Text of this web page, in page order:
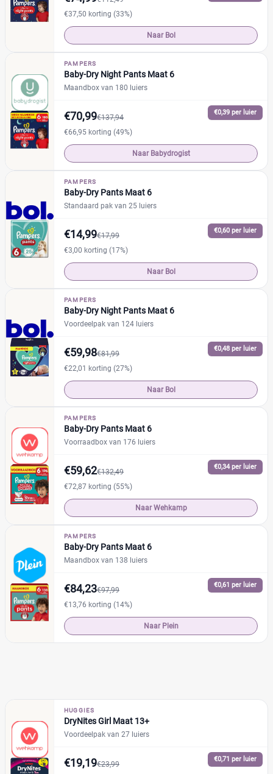
€37,50 korting (33%)
Naar Bol
PAMPERS
Baby-Dry Night Pants Maat 6
Maandbox van 180 luiers
€0,39 per luier
€70,99€137,94
€66,95 korting (49%)
Naar Babydrogist
PAMPERS
Baby-Dry Pants Maat 6
Standaard pak van 25 luiers
€0,60 per luier
€14,99€17,99
€3,00 korting (17%)
Naar Bol
PAMPERS
Baby-Dry Night Pants Maat 6
Voordeelpak van 124 luiers
€0,48 per luier
€59,98€81,99
€22,01 korting (27%)
Naar Bol
PAMPERS
Baby-Dry Pants Maat 6
Voorraadbox van 176 luiers
€0,34 per luier
€59,62€132,49
€72,87 korting (55%)
Naar Wehkamp
PAMPERS
Baby-Dry Pants Maat 6
Maandbox van 138 luiers
€0,61 per luier
€84,23€97,99
€13,76 korting (14%)
Naar Plein
HUGGIES
DryNites Girl Maat 13+
Voordeelpak van 27 luiers
€0,71 per luier
€19,19€23,99